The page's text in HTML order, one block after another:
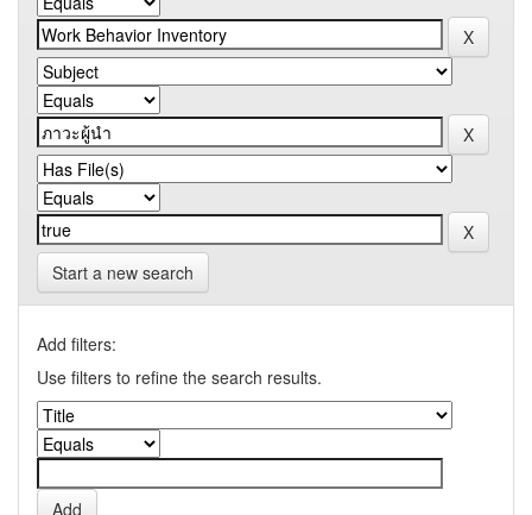
Start a new search
Add filters:
Use filters to refine the search results.